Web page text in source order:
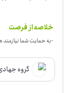
خلاصه از فرصت
-به حمایت شما نیازمند
گروه